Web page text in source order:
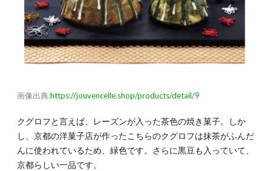
「ネコ
クッキ
ーレタ
ーボッ
クス」
（賞味
日〜）
1.3.
く愛さ
れる伝
統のレ
画像出典:https://jouvencelle.shop/products/detail/9
クグロフと言えば、レーズンが入った茶色の焼き菓子。しか
し、京都の洋菓子店が作ったこちらのクグロフは抹茶がふんだ
んに使われているため、緑色です。さらに黒豆も入っていて、
京都らしい一品です。